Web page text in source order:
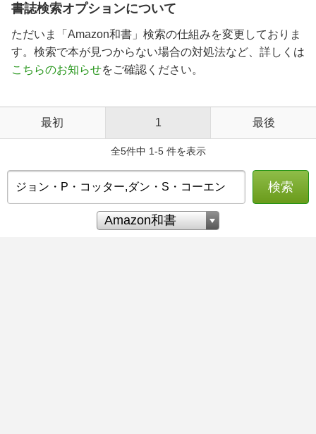
書誌検索オプションについて
ただいま「Amazon和書」検索の仕組みを変更しておりま
す。検索で本が見つからない場合の対処法など、詳しくは
こちらのお知らせをご確認ください。
最初 1 最後
全5件中 1-5 件を表示
検索